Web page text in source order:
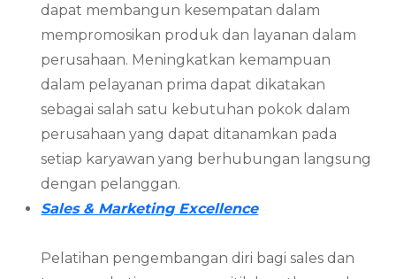
dapat membangun kesempatan dalam
mempromosikan produk dan layanan dalam
perusahaan. Meningkatkan kemampuan
dalam pelayanan prima dapat dikatakan
sebagai salah satu kebutuhan pokok dalam
perusahaan yang dapat ditanamkan pada
setiap karyawan yang berhubungan langsung
dengan pelanggan.
Sales & Marketing Excellence
Pelatihan pengembangan diri bagi sales dan